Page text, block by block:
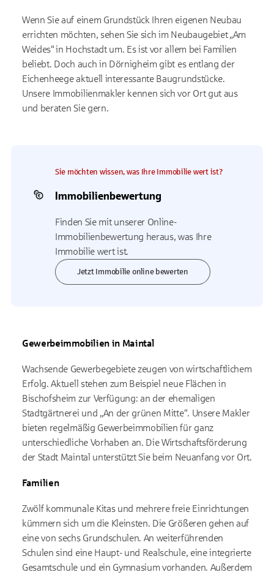
Wenn Sie auf einem Grundstück Ihren eigenen Neubau
errichten möchten, sehen Sie sich im Neubaugebiet „Am
Weides“ in Hochstadt um. Es ist vor allem bei Familien
beliebt. Doch auch in Dörnigheim gibt es entlang der
Eichenheege aktuell interessante Baugrundstücke.
Unsere Immobilienmakler kennen sich vor Ort gut aus
und beraten Sie gern.
Sie möchten wissen, was Ihre Immobilie wert ist?
Immobilienbewertung
Finden Sie mit unserer Online-
Immobilienbewertung heraus, was Ihre
Immobilie wert ist.
Jetzt Immobilie online bewerten
Gewerbeimmobilien in Maintal
Wachsende Gewerbegebiete zeugen von wirtschaftlichem
Erfolg. Aktuell stehen zum Beispiel neue Flächen in
Bischofsheim zur Verfügung: an der ehemaligen
Stadtgärtnerei und „An der grünen Mitte“. Unsere Makler
bieten regelmäßig Gewerbeimmobilien für ganz
unterschiedliche Vorhaben an. Die Wirtschaftsförderung
der Stadt Maintal unterstützt Sie beim Neuanfang vor Ort.
Familien
Zwölf kommunale Kitas und mehrere freie Einrichtungen
kümmern sich um die Kleinsten. Die Größeren gehen auf
eine von sechs Grundschulen. An weiterführenden
Schulen sind eine Haupt- und Realschule, eine integrierte
Gesamtschule und ein Gymnasium vorhanden. Außerdem